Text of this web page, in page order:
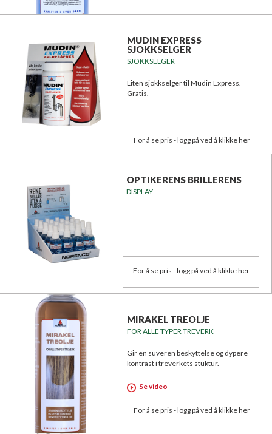
MUDIN EXPRESS
SJOKKSELGER
SJOKKSELGER
Liten sjokkselger til Mudin Express.
Gratis.
For å se pris - logg på ved å klikke her
OPTIKERENS BRILLERENS
DISPLAY
For å se pris - logg på ved å klikke her
MIRAKEL TREOLJE
FOR ALLE TYPER TREVERK
Gir en suveren beskyttelse og dypere
kontrast i treverkets stuktur.
Se video
For å se pris - logg på ved å klikke her